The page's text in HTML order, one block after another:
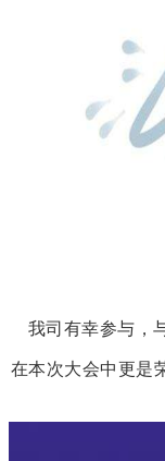
我司有幸参与，
在本次大会中更是